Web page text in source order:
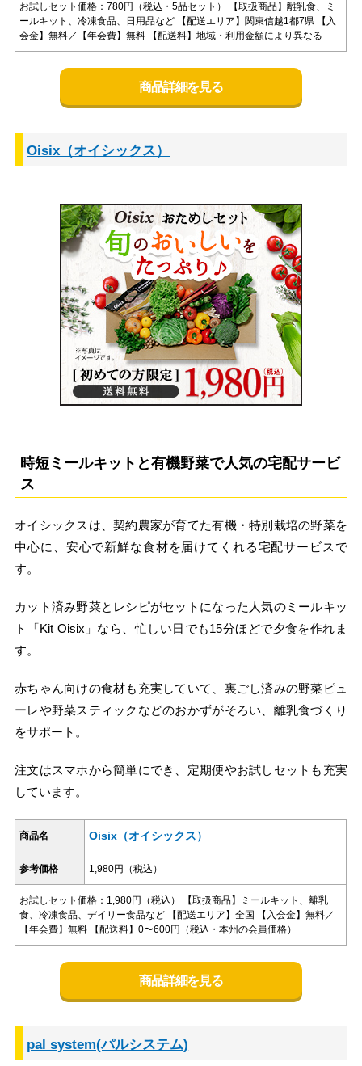
お試しセット価格：780円（税込・5品セット） 【取扱商品】離乳食、ミ
ールキット、冷凍食品、日用品など 【配送エリア】関東信越1都7県 【入
会金】無料／【年会費】無料 【配送料】地域・利用金額により異なる
商品詳細を見る
Oisix（オイシックス）
時短ミールキットと有機野菜で人気の宅配サービ
ス
オイシックスは、契約農家が育てた有機・特別栽培の野菜を
中心に、安心で新鮮な食材を届けてくれる宅配サービスで
す。
カット済み野菜とレシピがセットになった人気のミールキッ
ト「Kit Oisix」なら、忙しい日でも15分ほどで夕食を作れま
す。
赤ちゃん向けの食材も充実していて、裏ごし済みの野菜ピュ
ーレや野菜スティックなどのおかずがそろい、離乳食づくり
をサポート。
注文はスマホから簡単にでき、定期便やお試しセットも充実
しています。
商品名 Oisix（オイシックス）
参考価格 1,980円（税込）
お試しセット価格：1,980円（税込） 【取扱商品】ミールキット、離乳
食、冷凍食品、デイリー食品など 【配送エリア】全国 【入会金】無料／
【年会費】無料 【配送料】0〜600円（税込・本州の会員価格）
商品詳細を見る
pal system(パルシステム)